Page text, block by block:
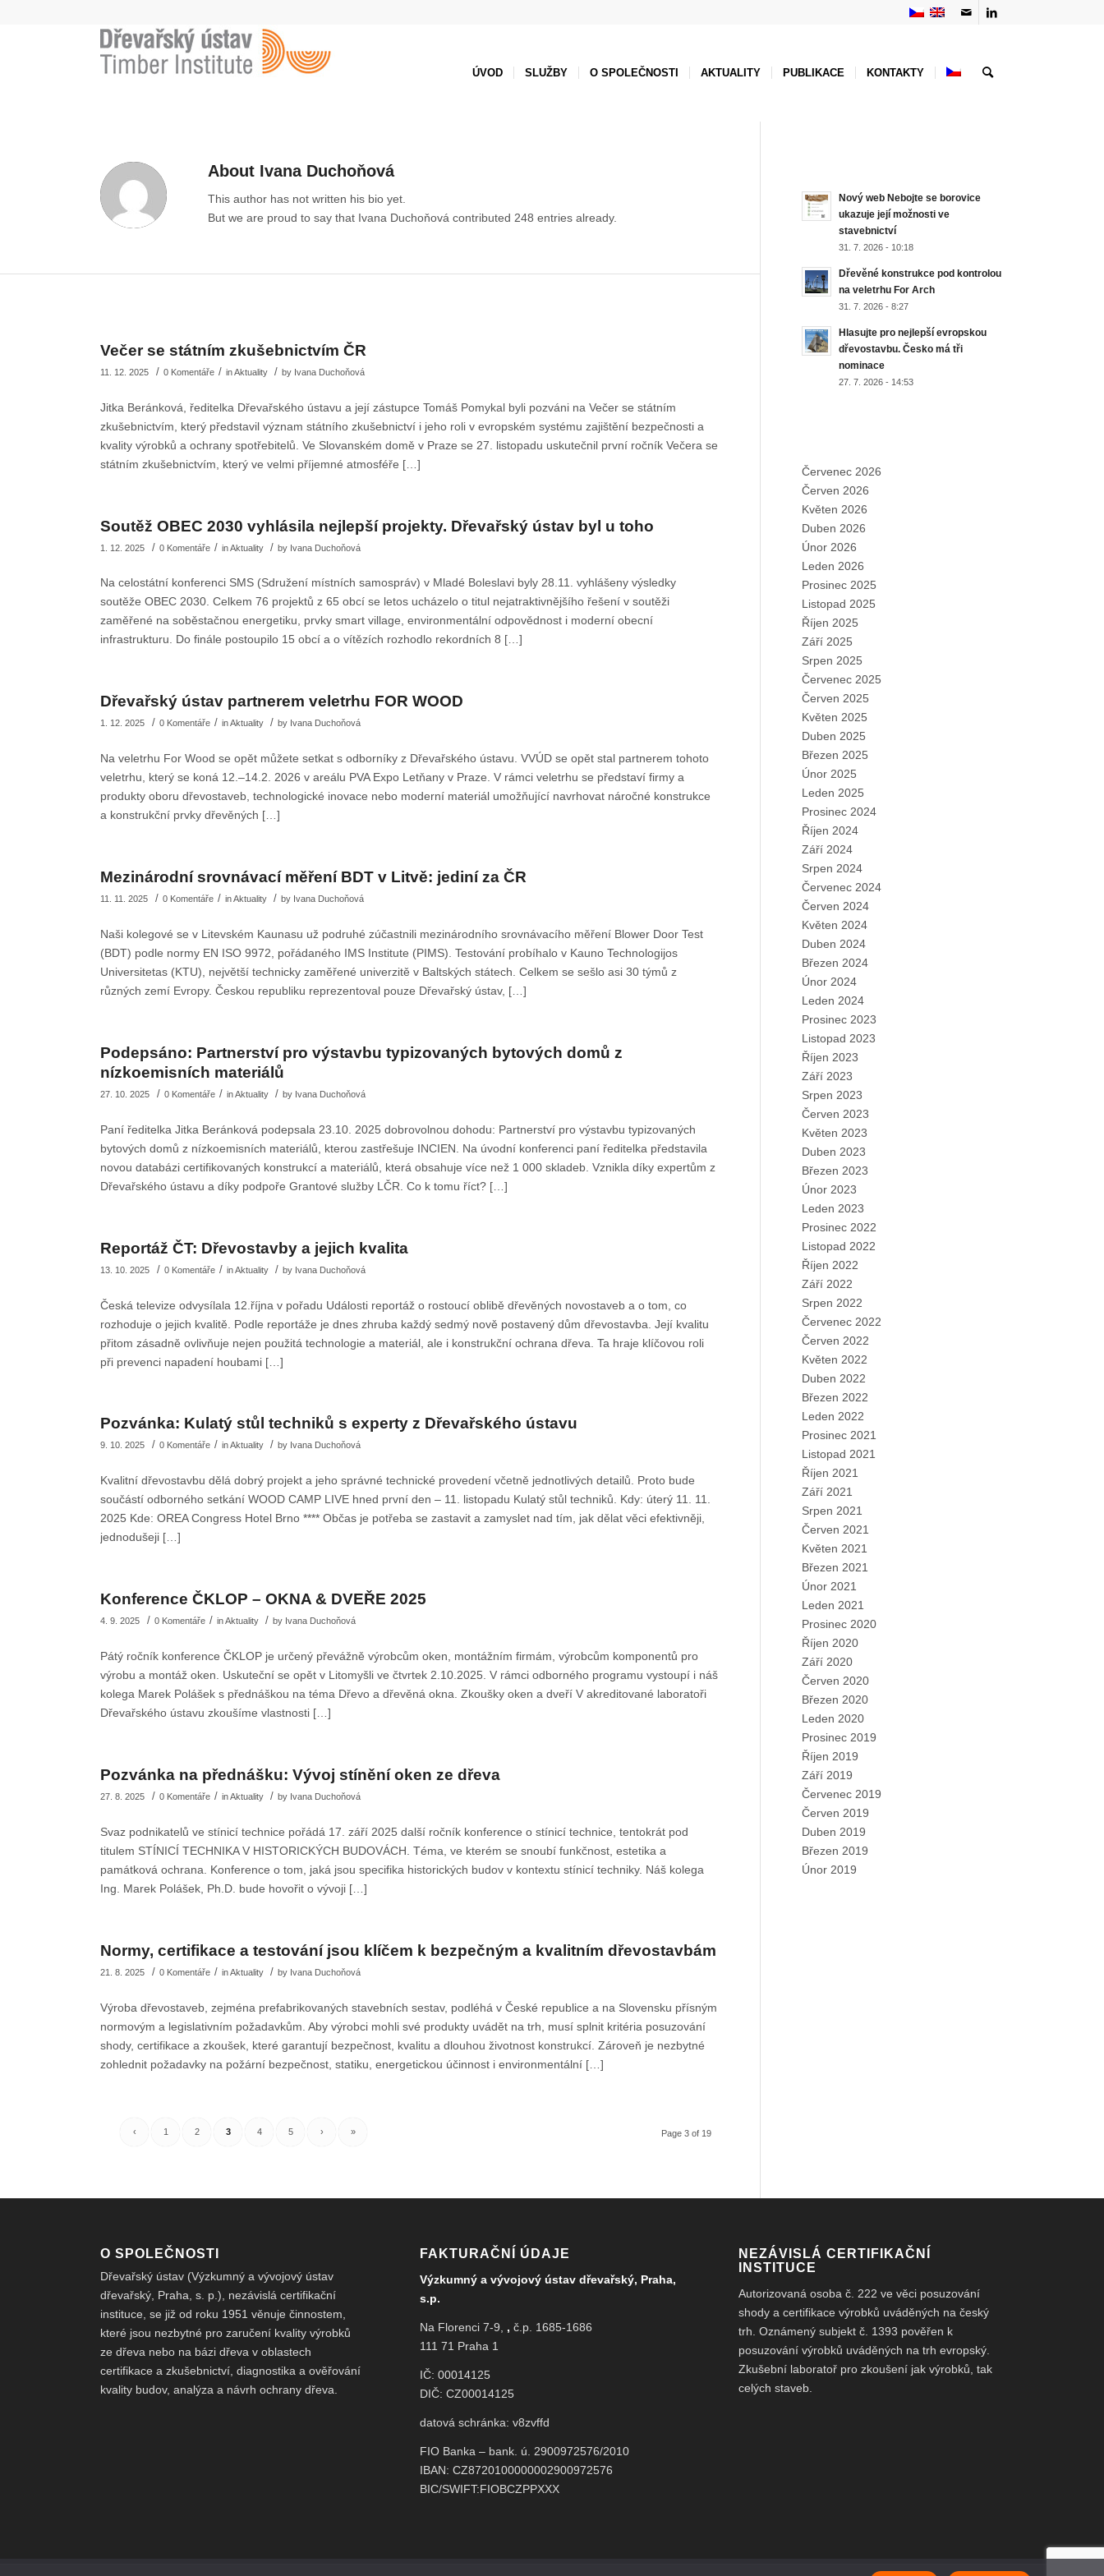
ÚVOD SLUŽBY O SPOLEČNOSTI AKTUALITY PUBLIKACE KONTAKTY
About Ivana Duchoňová
This author has not written his bio yet.
But we are proud to say that Ivana Duchoňová contributed 248 entries already.
Večer se státním zkušebnictvím ČR
11. 12. 2025 / 0 Komentáře / inAktuality / by Ivana Duchoňová
Jitka Beránková, ředitelka Dřevařského ústavu a její zástupce Tomáš Pomykal byli pozváni na Večer se státním
zkušebnictvím, který představil význam státního zkušebnictví i jeho roli v evropském systému zajištění bezpečnosti a
kvality výrobků a ochrany spotřebitelů. Ve Slovanském domě v Praze se 27. listopadu uskutečnil první ročník Večera se
státním zkušebnictvím, který ve velmi příjemné atmosféře […]
Soutěž OBEC 2030 vyhlásila nejlepší projekty. Dřevařský ústav byl u toho
1. 12. 2025 / 0 Komentáře / inAktuality / by Ivana Duchoňová
Na celostátní konferenci SMS (Sdružení místních samospráv) v Mladé Boleslavi byly 28.11. vyhlášeny výsledky
soutěže OBEC 2030. Celkem 76 projektů z 65 obcí se letos ucházelo o titul nejatraktivnějšího řešení v soutěži
zaměřené na soběstačnou energetiku, prvky smart village, environmentální odpovědnost i moderní obecní
infrastrukturu. Do finále postoupilo 15 obcí a o vítězích rozhodlo rekordních 8 […]
Dřevařský ústav partnerem veletrhu FOR WOOD
1. 12. 2025 / 0 Komentáře / inAktuality / by Ivana Duchoňová
Na veletrhu For Wood se opět můžete setkat s odborníky z Dřevařského ústavu. VVÚD se opět stal partnerem tohoto
veletrhu, který se koná 12.–14.2. 2026 v areálu PVA Expo Letňany v Praze. V rámci veletrhu se představí firmy a
produkty oboru dřevostaveb, technologické inovace nebo moderní materiál umožňující navrhovat náročné konstrukce
a konstrukční prvky dřevěných […]
Mezinárodní srovnávací měření BDT v Litvě: jediní za ČR
11. 11. 2025 / 0 Komentáře / inAktuality / by Ivana Duchoňová
Naši kolegové se v Litevském Kaunasu už podruhé zúčastnili mezinárodního srovnávacího měření Blower Door Test
(BDT) podle normy EN ISO 9972, pořádaného IMS Institute (PIMS). Testování probíhalo v Kauno Technologijos
Universitetas (KTU), největší technicky zaměřené univerzitě v Baltských státech. Celkem se sešlo asi 30 týmů z
různých zemí Evropy. Českou republiku reprezentoval pouze Dřevařský ústav, […]
Podepsáno: Partnerství pro výstavbu typizovaných bytových domů z
nízkoemisních materiálů
27. 10. 2025 / 0 Komentáře / inAktuality / by Ivana Duchoňová
Paní ředitelka Jitka Beránková podepsala 23.10. 2025 dobrovolnou dohodu: Partnerství pro výstavbu typizovaných
bytových domů z nízkoemisních materiálů, kterou zastřešuje INCIEN. Na úvodní konferenci paní ředitelka představila
novou databázi certifikovaných konstrukcí a materiálů, která obsahuje více než 1 000 skladeb. Vznikla díky expertům z
Dřevařského ústavu a díky podpoře Grantové služby LČR. Co k tomu říct? […]
Reportáž ČT: Dřevostavby a jejich kvalita
13. 10. 2025 / 0 Komentáře / inAktuality / by Ivana Duchoňová
Česká televize odvysílala 12.října v pořadu Události reportáž o rostoucí oblibě dřevěných novostaveb a o tom, co
rozhoduje o jejich kvalitě. Podle reportáže je dnes zhruba každý sedmý nově postavený dům dřevostavba. Její kvalitu
přitom zásadně ovlivňuje nejen použitá technologie a materiál, ale i konstrukční ochrana dřeva. Ta hraje klíčovou roli
při prevenci napadení houbami […]
Pozvánka: Kulatý stůl techniků s experty z Dřevařského ústavu
9. 10. 2025 / 0 Komentáře / inAktuality / by Ivana Duchoňová
Kvalitní dřevostavbu dělá dobrý projekt a jeho správné technické provedení včetně jednotlivých detailů. Proto bude
součástí odborného setkání WOOD CAMP LIVE hned první den – 11. listopadu Kulatý stůl techniků. Kdy: úterý 11. 11.
2025 Kde: OREA Congress Hotel Brno **** Občas je potřeba se zastavit a zamyslet nad tím, jak dělat věci efektivněji,
jednodušeji […]
Konference ČKLOP – OKNA & DVEŘE 2025
4. 9. 2025 / 0 Komentáře / inAktuality / by Ivana Duchoňová
Pátý ročník konference ČKLOP je určený převážně výrobcům oken, montážním firmám, výrobcům komponentů pro
výrobu a montáž oken. Uskuteční se opět v Litomyšli ve čtvrtek 2.10.2025. V rámci odborného programu vystoupí i náš
kolega Marek Polášek s přednáškou na téma Dřevo a dřevěná okna. Zkoušky oken a dveří V akreditované laboratoři
Dřevařského ústavu zkoušíme vlastnosti […]
Pozvánka na přednášku: Vývoj stínění oken ze dřeva
27. 8. 2025 / 0 Komentáře / inAktuality / by Ivana Duchoňová
Svaz podnikatelů ve stínicí technice pořádá 17. září 2025 další ročník konference o stínicí technice, tentokrát pod
titulem STÍNICÍ TECHNIKA V HISTORICKÝCH BUDOVÁCH. Téma, ve kterém se snoubí funkčnost, estetika a
památková ochrana. Konference o tom, jaká jsou specifika historických budov v kontextu stínicí techniky. Náš kolega
Ing. Marek Polášek, Ph.D. bude hovořit o vývoji […]
Normy, certifikace a testování jsou klíčem k bezpečným a kvalitním dřevostavbám
21. 8. 2025 / 0 Komentáře / inAktuality / by Ivana Duchoňová
Výroba dřevostaveb, zejména prefabrikovaných stavebních sestav, podléhá v České republice a na Slovensku přísným
normovým a legislativním požadavkům. Aby výrobci mohli své produkty uvádět na trh, musí splnit kritéria posuzování
shody, certifikace a zkoušek, které garantují bezpečnost, kvalitu a dlouhou životnost konstrukcí. Zároveň je nezbytné
zohlednit požadavky na požární bezpečnost, statiku, energetickou účinnost i environmentální […]
Page 3 of 19
‹ 1 2 3 4 5 › »
Nový web Nebojte se borovice
ukazuje její možnosti ve
stavebnictví
31. 7. 2026 - 10:18
Dřevěné konstrukce pod kontrolou
na veletrhu For Arch
31. 7. 2026 - 8:27
Hlasujte pro nejlepší evropskou
dřevostavbu. Česko má tři
nominace
27. 7. 2026 - 14:53
Červenec 2026
Červen 2026
Květen 2026
Duben 2026
Únor 2026
Leden 2026
Prosinec 2025
Listopad 2025
Říjen 2025
Září 2025
Srpen 2025
Červenec 2025
Červen 2025
Květen 2025
Duben 2025
Březen 2025
Únor 2025
Leden 2025
Prosinec 2024
Říjen 2024
Září 2024
Srpen 2024
Červenec 2024
Červen 2024
Květen 2024
Duben 2024
Březen 2024
Únor 2024
Leden 2024
Prosinec 2023
Listopad 2023
Říjen 2023
Září 2023
Srpen 2023
Červen 2023
Květen 2023
Duben 2023
Březen 2023
Únor 2023
Leden 2023
Prosinec 2022
Listopad 2022
Říjen 2022
Září 2022
Srpen 2022
Červenec 2022
Červen 2022
Květen 2022
Duben 2022
Březen 2022
Leden 2022
Prosinec 2021
Listopad 2021
Říjen 2021
Září 2021
Srpen 2021
Červen 2021
Květen 2021
Březen 2021
Únor 2021
Leden 2021
Prosinec 2020
Říjen 2020
Září 2020
Červen 2020
Březen 2020
Leden 2020
Prosinec 2019
Říjen 2019
Září 2019
Červenec 2019
Červen 2019
Duben 2019
Březen 2019
Únor 2019
O SPOLEČNOSTI
Dřevařský ústav (Výzkumný a vývojový ústav
dřevařský, Praha, s. p.), nezávislá certifikační
instituce, se již od roku 1951 věnuje činnostem,
které jsou nezbytné pro zaručení kvality výrobků
ze dřeva nebo na bázi dřeva v oblastech
certifikace a zkušebnictví, diagnostika a ověřování
kvality budov, analýza a návrh ochrany dřeva.
FAKTURAČNÍ ÚDAJE
Výzkumný a vývojový ústav dřevařský, Praha,
s.p.
Na Florenci 7-9, , č.p. 1685-1686
111 71 Praha 1
IČ: 00014125
DIČ: CZ00014125
datová schránka: v8zvffd
FIO Banka – bank. ú. 2900972576/2010
IBAN: CZ8720100000002900972576
BIC/SWIFT:FIOBCZPPXXX
NEZÁVISLÁ CERTIFIKAČNÍ
INSTITUCE
Autorizovaná osoba č. 222 ve věci posuzování
shody a certifikace výrobků uváděných na český
trh. Oznámený subjekt č. 1393 pověřen k
posuzování výrobků uváděných na trh evropský.
Zkušební laboratoř pro zkoušení jak výrobků, tak
celých staveb.